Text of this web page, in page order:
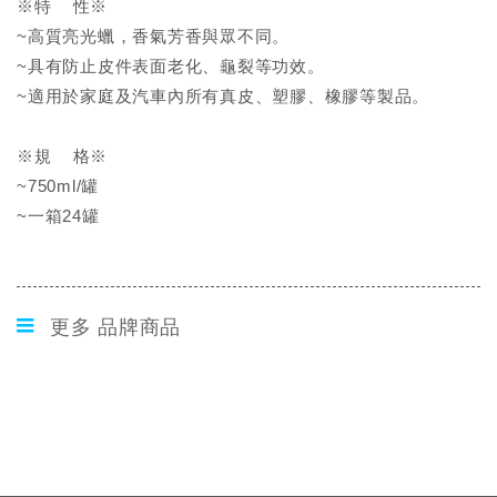
※特 性※
~高質亮光蠟，香氣芳香與眾不同。
~具有防止皮件表面老化、龜裂等功效。
~適用於家庭及汽車內所有真皮、塑膠、橡膠等製品。
※規 格※
~750ml/罐
~一箱24罐
更多 品牌商品